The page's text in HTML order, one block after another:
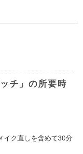
チ」の所要時
イク直しを含めて30分